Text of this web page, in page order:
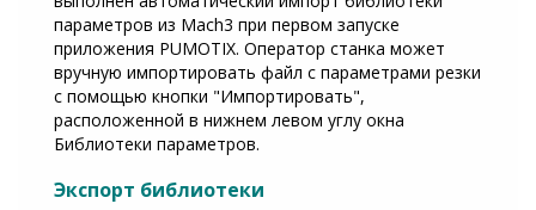
параметров из Mach3 при первом запуске
приложения PUMOTIX. Оператор станка может
вручную импортировать файл с параметрами резки
с помощью кнопки "Импортировать",
расположенной в нижнем левом углу окна
Библиотеки параметров.
Экспорт библиотеки